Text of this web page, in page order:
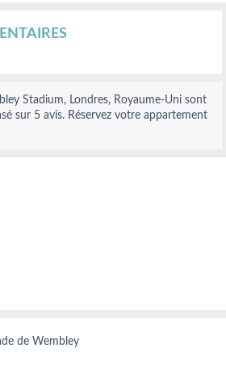
Stadium, Londres, Royaume-Uni sont
sur 5 avis. Réservez votre appartement
de Wembley